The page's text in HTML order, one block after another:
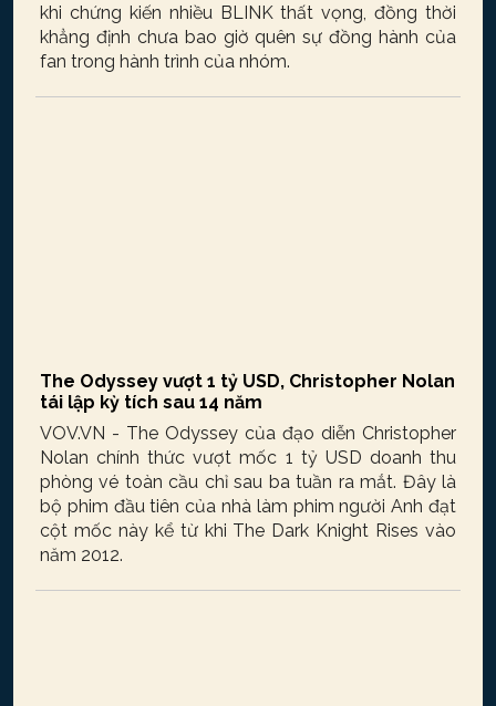
khi chứng kiến nhiều BLINK thất vọng, đồng thời
khẳng định chưa bao giờ quên sự đồng hành của
fan trong hành trình của nhóm.
The Odyssey vượt 1 tỷ USD, Christopher Nolan
tái lập kỳ tích sau 14 năm
VOV.VN - The Odyssey của đạo diễn Christopher
Nolan chính thức vượt mốc 1 tỷ USD doanh thu
phòng vé toàn cầu chỉ sau ba tuần ra mắt. Đây là
bộ phim đầu tiên của nhà làm phim người Anh đạt
cột mốc này kể từ khi The Dark Knight Rises vào
năm 2012.